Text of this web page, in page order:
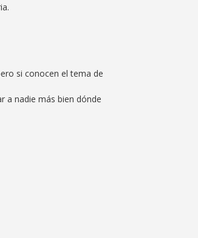
si conocen el tema de
a nadie más bien dónde